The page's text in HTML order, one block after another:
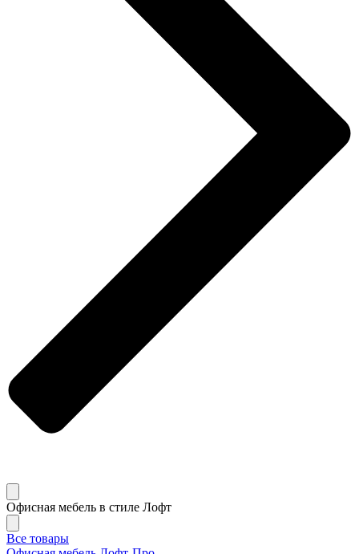
Офисная мебель в стиле Лофт
Все товары